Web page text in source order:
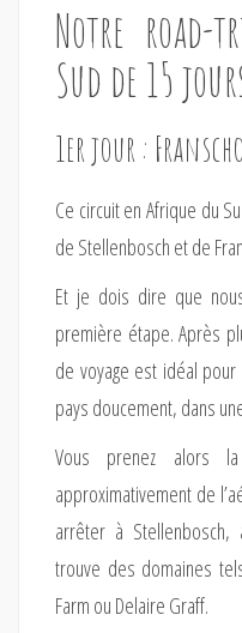
Notre road-
Sud de 15
1er jour :
Ce circuit en Afrique du
de Stellenbosch et de
Et je dois dire que
première étape. Après
de voyage est idéal
pays doucement, dans
Vous prenez alors
approximativement de
arrêter à
trouve des domaines
Farm ou Delaire Graff.